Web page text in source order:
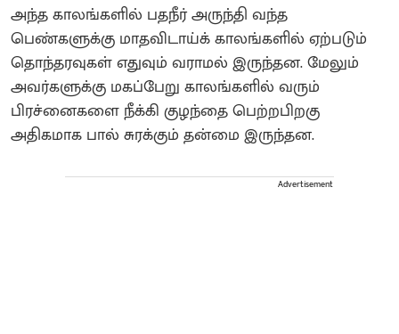
அந்த காலங்களில் பதநீர் அருந்தி வந்த
பெண்களுக்கு மாதவிடாய்க் காலங்களில் ஏற்படும்
தொந்தரவுகள் எதுவும் வராமல் இருந்தன. மேலும்
அவர்களுக்கு மகப்பேறு காலங்களில் வரும்
பிரச்னைகளை நீக்கி குழந்தை பெற்றபிறகு
அதிகமாக பால் சுரக்கும் தன்மை இருந்தன.
Advertisement